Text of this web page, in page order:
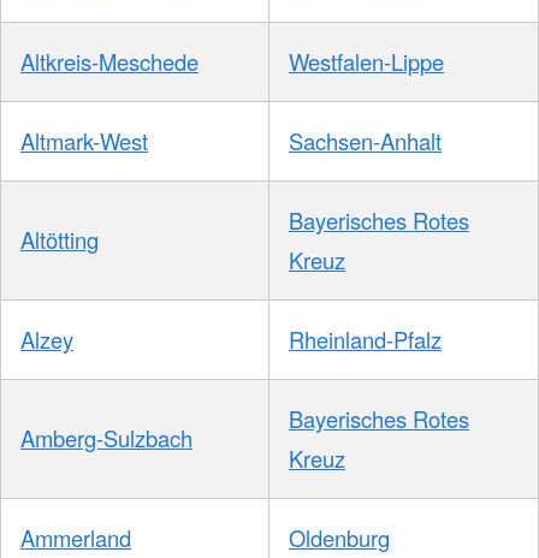
Altkreis-Meschede Westfalen-Lippe
Altmark-West Sachsen-Anhalt
Altötting
Bayerisches Rotes
Kreuz
Alzey Rheinland-Pfalz
Amberg-Sulzbach
Bayerisches Rotes
Kreuz
Ammerland Oldenburg